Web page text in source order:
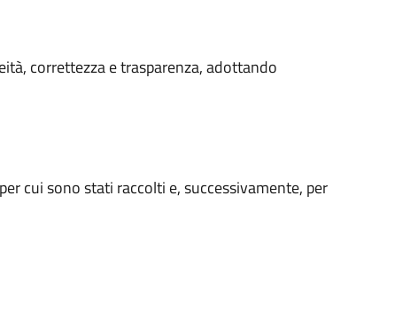
correttezza e trasparenza, adottando
cui sono stati raccolti e, successivamente, per